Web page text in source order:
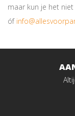
maar kun je het
óf